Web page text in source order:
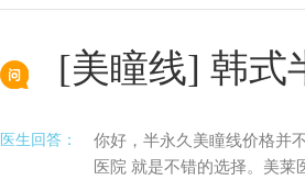
[美瞳线] 韩式
医生回答：
你好，半永久美瞳线价格并
医院 就是不错的选择。美莱